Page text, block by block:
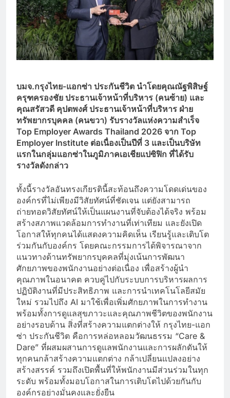
บมจ.กรุงไทย-แอกซ่า ประกันชีวิต นำโดยคุณณัฐพิสิษฐ์
ครุฑครองชัย ประธานเจ้าหน้าที่บริหาร (คนซ้าย) และ
คุณสรัสวดี คุปตพงศ์ ประธานเจ้าหน้าที่บริหาร ฝ่าย
ทรัพยากรบุคคล (คนขวา) รับรางวัลแห่งความสำเร็จ
Top Employer Awards Thailand 2026 จาก Top
Employer Institute ต่อเนื่องเป็นปีที่ 3 และเป็นบริษัท
แรกในกลุ่มแอกซ่าในภูมิภาคเอเชียแปซิฟิก ที่ได้รับ
รางวัลดังกล่าว
ทั้งนี้รางวัลอันทรงเกียรตินี้สะท้อนถึงความโดดเด่นของ
องค์กรที่ไม่เพียงมีวิสัยทัศน์ที่ชัดเจน แต่ยังสามารถ
ถ่ายทอดวิสัยทัศน์ให้เป็นแผนงานที่จับต้องได้จริง พร้อม
สร้างสภาพแวดล้อมการทำงานที่เท่าเทียม และยังเปิด
โอกาสให้ทุกคนได้แสดงความคิดเห็น เรียนรู้และเติบโต
ร่วมกันกับองค์กร โดยคณะกรรมการได้พิจารณาจาก
แนวทางด้านทรัพยากรบุคคลที่มุ่งเน้นการพัฒนา
ศักยภาพของพนักงานอย่างต่อเนื่อง เพื่อสร้างผู้นำ
คุณภาพในอนาคต ควบคู่ไปกับระบบการบริหารผลการ
ปฏิบัติงานที่มีประสิทธิภาพ และการนำเทคโนโลยีสมัย
ใหม่ รวมไปถึง AI มาใช้เพื่อเพิ่มศักยภาพในการทำงาน
พร้อมทั้งการดูแลสุขภาวะและคุณภาพชีวิตของพนักงาน
อย่างรอบด้าน สิ่งที่สร้างความแตกต่างให้ กรุงไทย-แอก
ซ่า ประกันชีวิต คือการหล่อหลอมวัฒนธรรม “Care &
Dare” ที่ผสมผสานการดูแลพนักงานและการผลักดันให้
ทุกคนกล้าสร้างความแตกต่าง กล้าเปลี่ยนแปลงอย่าง
สร้างสรรค์ รวมถึงเปิดพื้นที่ให้พนักงานมีส่วนร่วมในทุก
ระดับ พร้อมทั้งมอบโอกาสในการเติบโตไปด้วยกันกับ
องค์กรอย่างมั่นคงและยั่งยืน